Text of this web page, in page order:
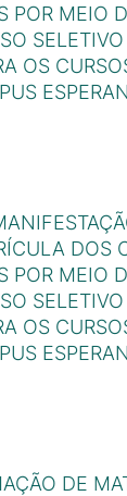
POR MEIO
OS
DOS
POR MEIO
OS
DE